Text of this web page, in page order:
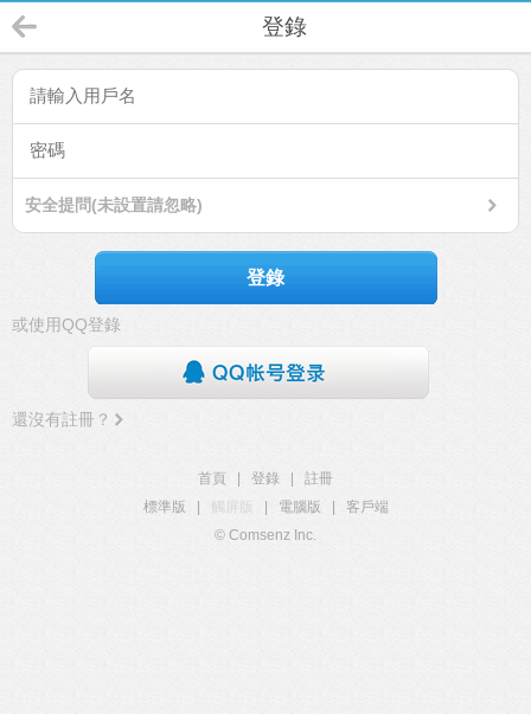
登錄
安全提問(未設置請忽略)
登錄
或使用QQ登錄
還沒有註冊？
首頁 登錄
註冊
標準版
觸屏版 電腦版
客戶端
© Comsenz Inc.